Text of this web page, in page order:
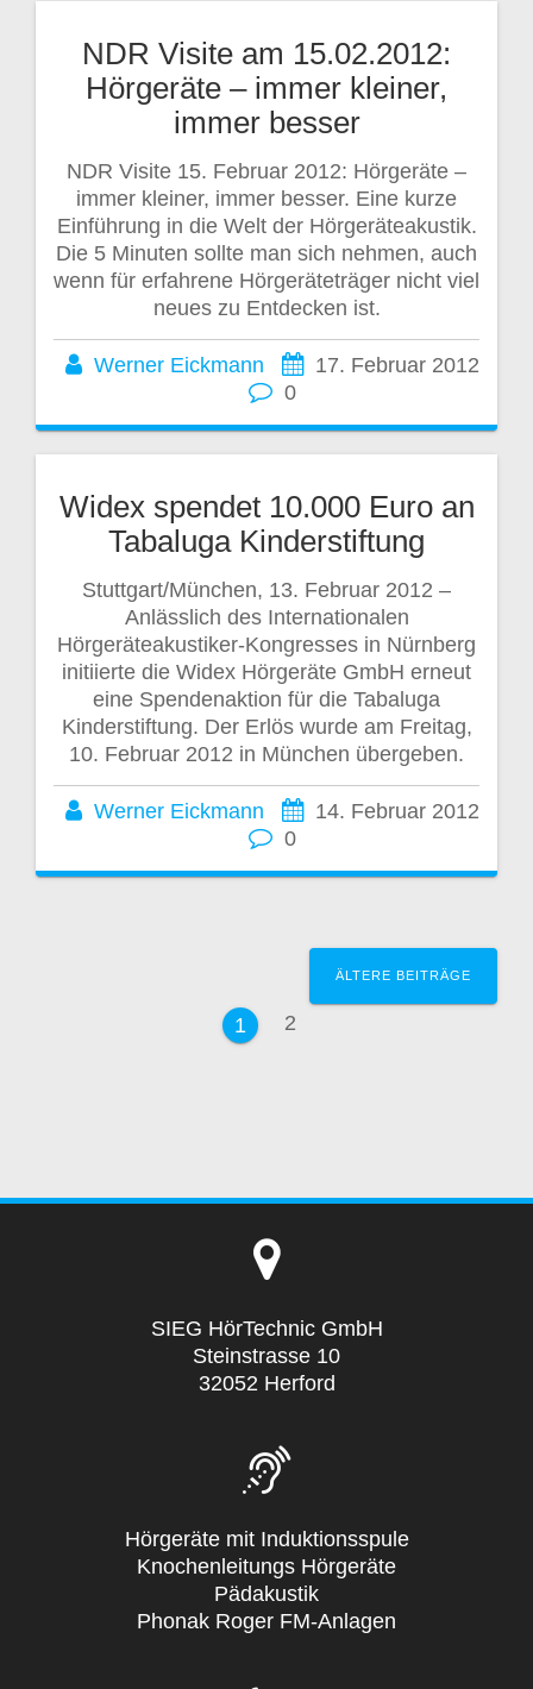
NDR Visite am 15.02.2012:
Hörgeräte – immer kleiner,
immer besser
NDR Visite 15. Februar 2012: Hörgeräte –
immer kleiner, immer besser. Eine kurze
Einführung in die Welt der Hörgeräteakustik.
Die 5 Minuten sollte man sich nehmen, auch
wenn für erfahrene Hörgeräteträger nicht viel
neues zu Entdecken ist.
Werner Eickmann
17. Februar 2012
0
Widex spendet 10.000 Euro an
Tabaluga Kinderstiftung
Stuttgart/München, 13. Februar 2012 –
Anlässlich des Internationalen
Hörgeräteakustiker-Kongresses in Nürnberg
initiierte die Widex Hörgeräte GmbH erneut
eine Spendenaktion für die Tabaluga
Kinderstiftung. Der Erlös wurde am Freitag,
10. Februar 2012 in München übergeben.
Werner Eickmann
14. Februar 2012
0
Beitragsnavigation
Seite
1 Seite
2
ÄLTERE BEITRÄGE
SIEG HörTechnic GmbH
Steinstrasse 10
32052 Herford
Hörgeräte mit Induktionsspule
Knochenleitungs Hörgeräte
Pädakustik
Phonak Roger FM-Anlagen